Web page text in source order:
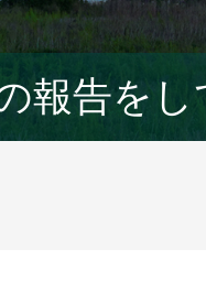
報告をし